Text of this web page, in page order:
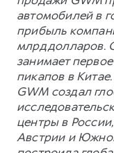
автомобилей в
прибыль
млрд долларов.
занимает
пикапов в
GWM создал
центры в
Австрии и